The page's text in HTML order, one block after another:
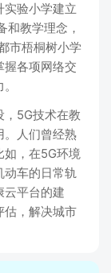
实验小学建立
和教学理念，
市梧桐树小学
握各项网络交
，5G技术在教
。人们曾经熟
如，在5G环境
动车的日常轨
云平台的建
估，解决城市